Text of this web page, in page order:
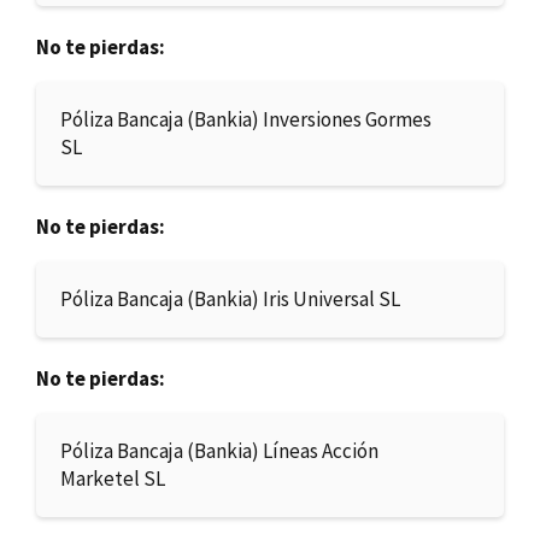
No te pierdas:
Póliza Bancaja (Bankia) Inversiones Gormes
SL
No te pierdas:
Póliza Bancaja (Bankia) Iris Universal SL
No te pierdas:
Póliza Bancaja (Bankia) Líneas Acción
Marketel SL